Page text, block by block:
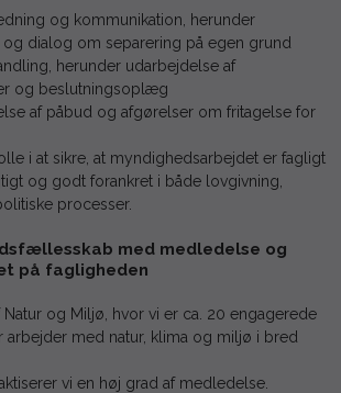
og kommunikation, herunder
dialog om separering på egen grund
herunder udarbejdelse af
og beslutningsoplæg
af påbud og afgørelser om fritagelse for
i at sikre, at myndighedsarbejdet er fagligt
og godt forankret i både lovgivning,
processer.
med medledelse og
på fagligheden
og Miljø, hvor vi er ca. 20 engagerede
arbejder med natur, klima og miljø i bred
vi en høj grad af medledelse.